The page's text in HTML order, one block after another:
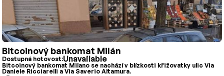
Bitcoinový bankomat Milán
Dostupná hotovost:Unavailable
Bitcoinový bankomat Milano se nachází v blízkosti křižovatky ulic Via
Daniele Ricciarelli a Via Saverio Altamura.